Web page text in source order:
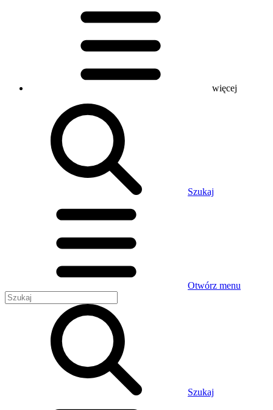
więcej
Szukaj
Otwórz menu
Szukaj